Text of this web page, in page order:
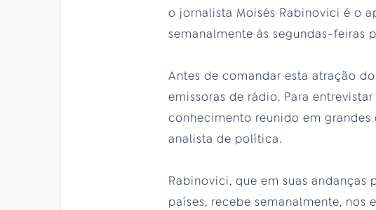
o jornalista Moisés Rabinovici é o
semanalmente às segundas-feiras
Antes de comandar esta atração
emissoras de rádio. Para
conhecimento reunido em
analista de política.
Rabinovici, que em suas
países, recebe semanalmente, nos